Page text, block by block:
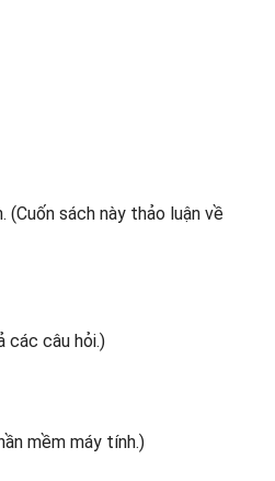
(Cuốn sách này thảo luận về
các câu hỏi.)
mềm máy tính.)